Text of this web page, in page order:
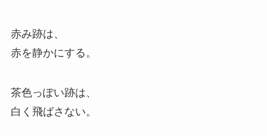
赤み跡は、
赤を静かにする。
茶色っぽい跡は、
白く飛ばさない。